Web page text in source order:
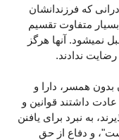
تشخیص است.65 برای مادرانی که فرزندانشان
متفاوت تقسیم
نمیشود. آنها هرگز
ندادند.
بدون همسر، دارا و
عادت داشتند قوانین و
به نبرد برای یافنن
و دفاع از حق